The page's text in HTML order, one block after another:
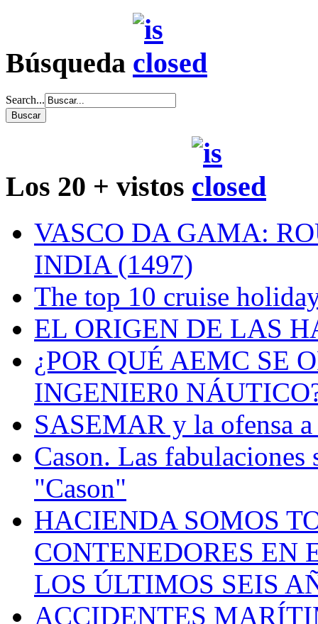
Búsqueda
Search...
Los 20 + vistos
VASCO DA GAMA:
INDIA (1497)
The top 10 cruise
EL ORIGEN DE LAS
¿POR QUÉ AEMC SE
INGENIER0
SASEMAR y la ofensa a
Cason. Las fabulaciones
"Cason"
HACIENDA SOMOS
CONTENEDORES EN
LOS ÚLTIMOS SEIS
ACCIDENTES